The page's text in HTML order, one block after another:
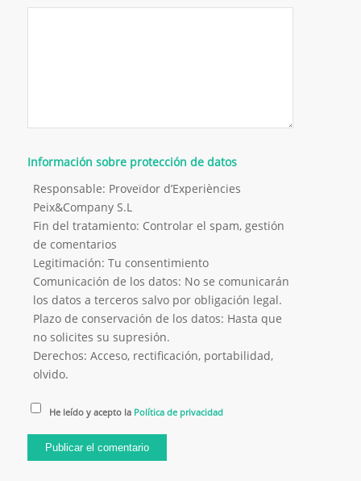
Información sobre protección de datos
Responsable: Proveïdor d’Experiències
Peix&Company S.L
Fin del tratamiento: Controlar el spam, gestión
de comentarios
Legitimación: Tu consentimiento
Comunicación de los datos: No se comunicarán
los datos a terceros salvo por obligación legal.
Plazo de conservación de los datos: Hasta que
no solicites su supresión.
Derechos: Acceso, rectificación, portabilidad,
olvido.
He leído y acepto la Política de privacidad